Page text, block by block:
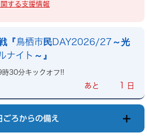
する支援情報
『鳥栖市民DAY2026/27～光
ナイト～』
30分キックオフ!!
あと 1 日
ごろからの備え